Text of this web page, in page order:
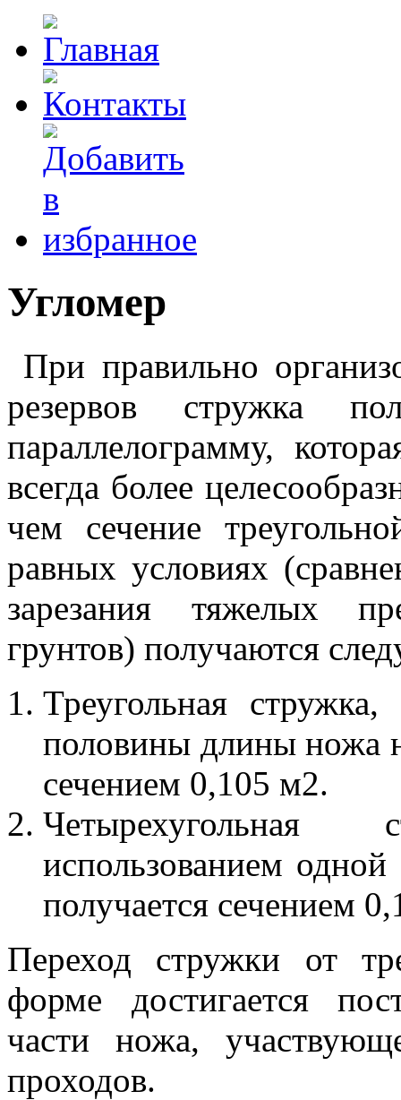
Угломер
При правильно
резервов стружка
параллелограмму,
всегда более
чем сечение
равных условиях
зарезания тяжелых
грунтов) получаются
Треугольная
половины длины ножа
сечением 0,105 м2.
использованием
получается сечением
Переход стружки от
форме достигается
части ножа,
проходов.